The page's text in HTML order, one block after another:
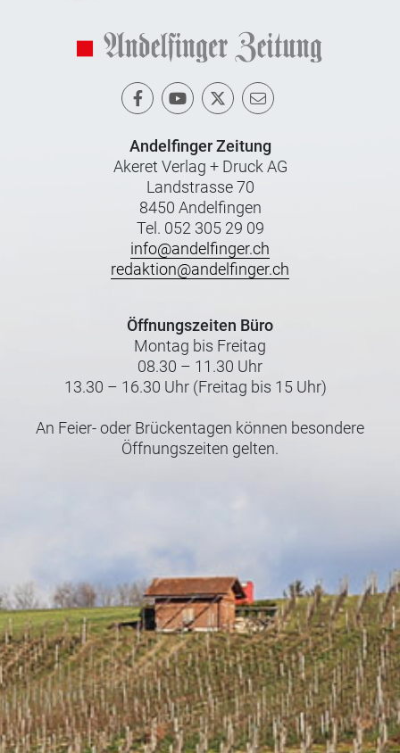
Andelfinger Zeitung
Akeret Verlag + Druck AG
Landstrasse 70
8450 Andelfingen
Tel. 052 305 29 09
info@andelfinger.ch
redaktion@andelfinger.ch
Öffnungszeiten Büro
Montag bis Freitag
08.30 – 11.30 Uhr
13.30 – 16.30 Uhr (Freitag bis 15 Uhr)
An Feier- oder Brückentagen können besondere
Öffnungszeiten gelten.